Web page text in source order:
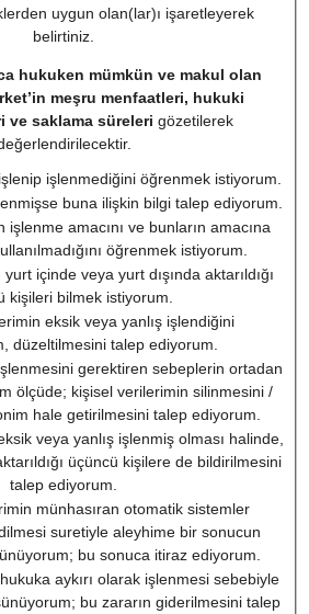
uygun olan(lar)ı işaretleyerek
belirtiniz.
hukuken mümkün ve makul olan
meşru menfaatleri, hukuki
ve saklama süreleri gözetilerek
işlenmediğini öğrenmek istiyorum.
buna ilişkin bilgi talep ediyorum.
işlenme amacını ve bunların amacına
öğrenmek istiyorum.
içinde veya yurt dışında aktarıldığı
kişileri bilmek istiyorum.
eksik veya yanlış işlendiğini
düzeltilmesini talep ediyorum.
gerektiren sebeplerin ortadan
ölçüde; kişisel verilerimin silinmesini /
hale getirilmesini talep ediyorum.
veya yanlış işlenmiş olması halinde,
üçüncü kişilere de bildirilmesini
talep ediyorum.
münhasıran otomatik sistemler
suretiyle aleyhime bir sonucun
bu sonuca itiraz ediyorum.
aykırı olarak işlenmesi sebebiyle
bu zararın giderilmesini talep